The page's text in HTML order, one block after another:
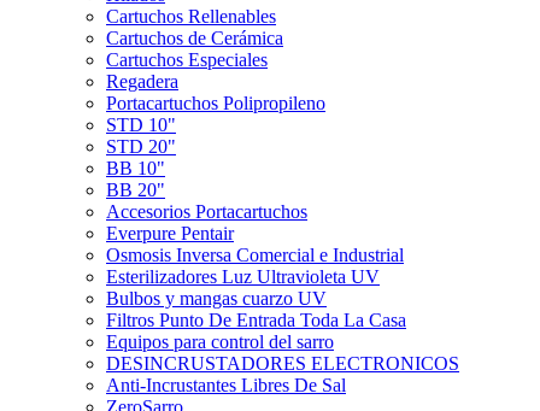
Cartuchos Rellenables
Cartuchos de Cerámica
Cartuchos Especiales
Regadera
Portacartuchos Polipropileno
STD 10"
STD 20"
BB 10"
BB 20"
Accesorios Portacartuchos
Everpure Pentair
Osmosis Inversa Comercial e Industrial
Esterilizadores Luz Ultravioleta UV
Bulbos y mangas cuarzo UV
Filtros Punto De Entrada Toda La Casa
Equipos para control del sarro
DESINCRUSTADORES ELECTRONICOS
Anti-Incrustantes Libres De Sal
ZeroSarro